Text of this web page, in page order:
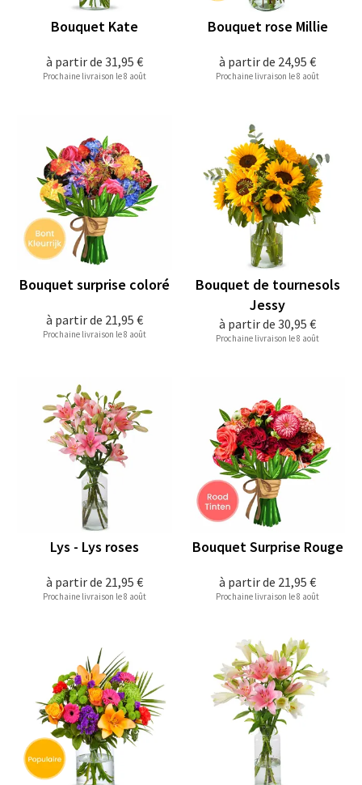
à partir de 31,95 €
Bouquet Kate
Prochaine livraison le 8 août
à partir de 24,95 €
Bouquet rose Millie
Prochaine livraison le 8 août
à partir de 21,95 €
Bouquet surprise coloré
Prochaine livraison le 8 août
à partir de 30,95 €
Bouquet de tournesols
Jessy
Prochaine livraison le 8 août
à partir de 21,95 €
Lys - Lys roses
Prochaine livraison le 8 août
à partir de 21,95 €
Bouquet Surprise Rouge
Prochaine livraison le 8 août